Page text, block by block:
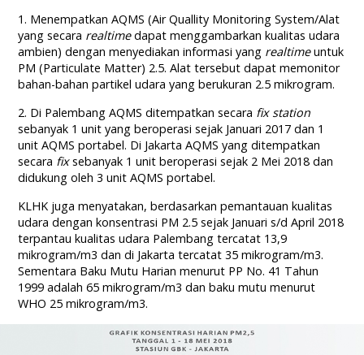
1. Menempatkan AQMS (Air Quallity Monitoring System/Alat
yang secara realtimedapat menggambarkan kualitas udara
ambien) dengan menyediakan informasi yang realtimeuntuk
PM (Particulate Matter) 2.5. Alat tersebut dapat memonitor
bahan-bahan partikel udara yang berukuran 2.5 mikrogram.
2. Di Palembang AQMS ditempatkan secara fix station
sebanyak 1 unit yang beroperasi sejak Januari 2017 dan 1
unit AQMS portabel. Di Jakarta AQMS yang ditempatkan
secara fixsebanyak 1 unit beroperasi sejak 2 Mei 2018 dan
didukung oleh 3 unit AQMS portabel.
KLHK juga menyatakan, berdasarkan pemantauan kualitas
udara dengan konsentrasi PM 2.5 sejak Januari s/d April 2018
terpantau kualitas udara Palembang tercatat 13,9
mikrogram/m3 dan di Jakarta tercatat 35 mikrogram/m3.
Sementara Baku Mutu Harian menurut PP No. 41 Tahun
1999 adalah 65 mikrogram/m3 dan baku mutu menurut
WHO 25 mikrogram/m3.